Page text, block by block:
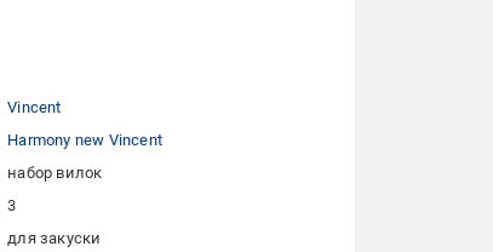
Vincent
Harmony new Vincent
набор вилок
3
для закуски